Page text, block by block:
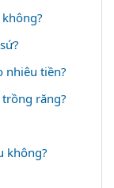
nhiêu tiền?
răng?
không?